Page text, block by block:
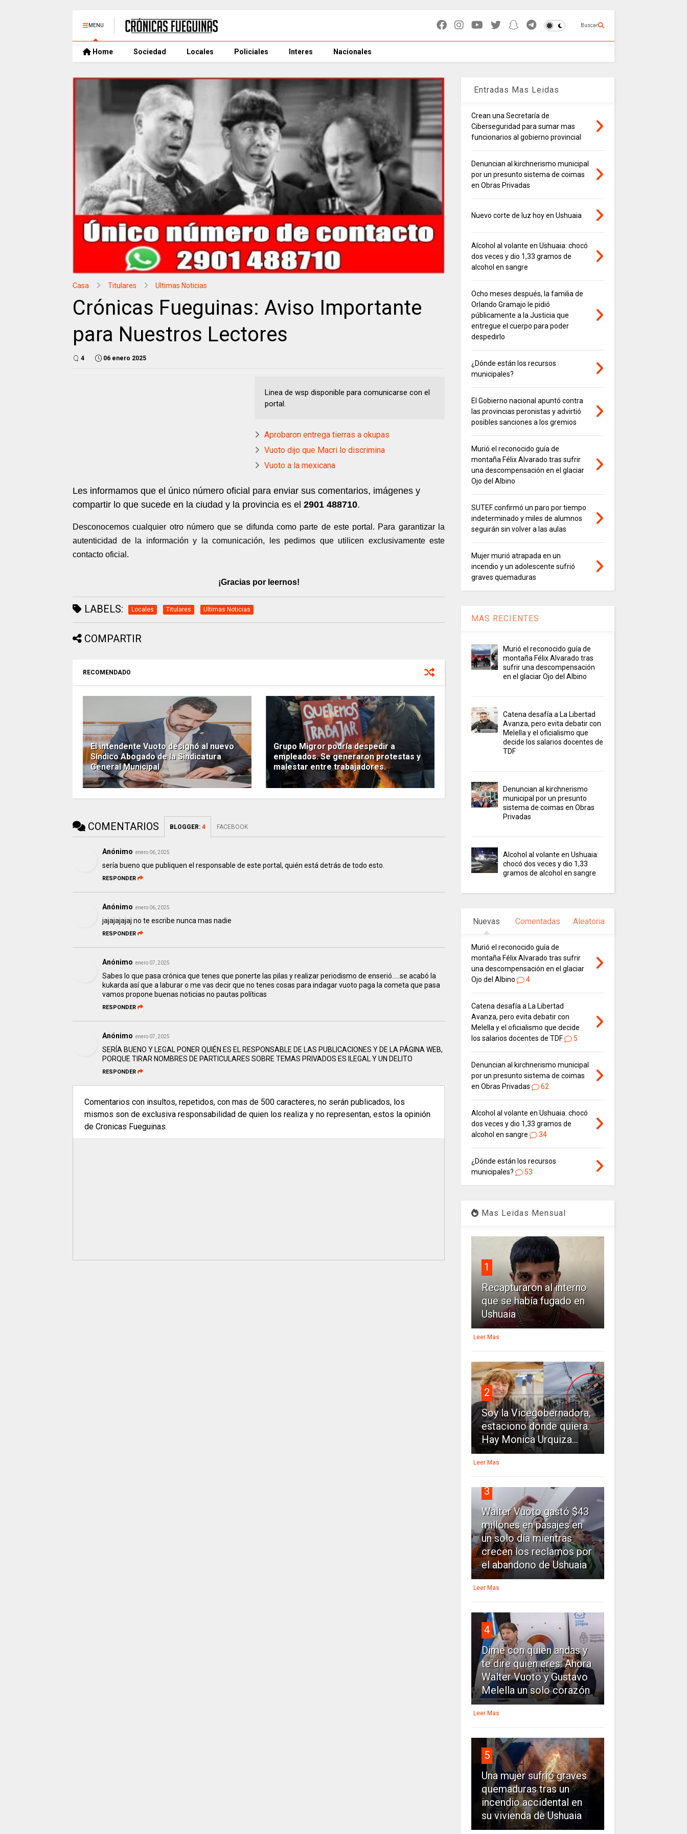
MENU Buscar
Home Sociedad Locales Policiales Interes Nacionales
Casa Titulares Ultimas Noticias
Crónicas Fueguinas: Aviso Importante
para Nuestros Lectores
4 06 enero 2025
Linea de wsp disponible para comunicarse con el
portal.
Aprobaron entrega tierras a okupas
Vuoto dijo que Macri lo discrimina
Vuoto a la mexicana
Les informamos que el único número oficial para enviar sus comentarios, imágenes y
compartir lo que sucede en la ciudad y la provincia es el 2901 488710.
Desconocemos cualquier otro número que se difunda como parte de este portal. Para garantizar la
autenticidad de la información y la comunicación, les pedimos que utilicen exclusivamente este
contacto oficial.
¡Gracias por leernos!
LABELS: Locales Titulares Ultimas Noticias
COMPARTIR
RECOMENDADO
El intendente Vuoto designó al nuevo
Síndico Abogado de la Sindicatura
General Municipal
Grupo Migror podría despedir a
empleados. Se generaron protestas y
malestar entre trabajadores.
COMENTARIOS BLOGGER: 4 FACEBOOK
Anónimo enero 06, 2025
sería bueno que publiquen el responsable de este portal, quién está detrás de todo esto.
RESPONDER
Anónimo enero 06, 2025
jajajajajaj no te escribe nunca mas nadie
RESPONDER
Anónimo enero 07, 2025
Sabes lo que pasa crónica que tenes que ponerte las pilas y realizar periodismo de enserió.....se acabó la
kukarda así que a laburar o me vas decir que no tenes cosas para indagar vuoto paga la cometa que pasa
vamos propone buenas noticias no pautas políticas
RESPONDER
Anónimo enero 07, 2025
SERÍA BUENO Y LEGAL PONER QUIÉN ES EL RESPONSABLE DE LAS PUBLICACIONES Y DE LA PÁGINA WEB,
PORQUE TIRAR NOMBRES DE PARTICULARES SOBRE TEMAS PRIVADOS ES ILEGAL Y UN DELITO
RESPONDER
Comentarios con insultos, repetidos, con mas de 500 caracteres, no serán publicados, los
mismos son de exclusiva responsabilidad de quien los realiza y no representan, estos la opinión
de Cronicas Fueguinas.
Entradas Mas Leidas
Crean una Secretaría de
Ciberseguridad para sumar mas
funcionarios al gobierno provincial
Denuncian al kirchnerismo municipal
por un presunto sistema de coimas
en Obras Privadas
Nuevo corte de luz hoy en Ushuaia
Alcohol al volante en Ushuaia: chocó
dos veces y dio 1,33 gramos de
alcohol en sangre
Ocho meses después, la familia de
Orlando Gramajo le pidió
públicamente a la Justicia que
entregue el cuerpo para poder
despedirlo
¿Dónde están los recursos
municipales?
El Gobierno nacional apuntó contra
las provincias peronistas y advirtió
posibles sanciones a los gremios
Murió el reconocido guía de
montaña Félix Alvarado tras sufrir
una descompensación en el glaciar
Ojo del Albino
SUTEF confirmó un paro por tiempo
indeterminado y miles de alumnos
seguirán sin volver a las aulas
Mujer murió atrapada en un
incendio y un adolescente sufrió
graves quemaduras
MAS RECIENTES
Murió el reconocido guía de
montaña Félix Alvarado tras
sufrir una descompensación
en el glaciar Ojo del Albino
Catena desafía a La Libertad
Avanza, pero evita debatir con
Melella y el oficialismo que
decide los salarios docentes de
TDF
Denuncian al kirchnerismo
municipal por un presunto
sistema de coimas en Obras
Privadas
Alcohol al volante en Ushuaia:
chocó dos veces y dio 1,33
gramos de alcohol en sangre
Nuevas Comentadas Aleatoria
Murió el reconocido guía de
montaña Félix Alvarado tras sufrir
una descompensación en el glaciar
Ojo del Albino
4
Catena desafía a La Libertad
Avanza, pero evita debatir con
Melella y el oficialismo que decide
los salarios docentes de TDF
5
Denuncian al kirchnerismo municipal
por un presunto sistema de coimas
en Obras Privadas
62
Alcohol al volante en Ushuaia: chocó
dos veces y dio 1,33 gramos de
alcohol en sangre
34
¿Dónde están los recursos
municipales?
53
Mas Leidas Mensual
1
Recapturaron al interno
que se había fugado en
Ushuaia
Leer Mas
2
Soy la Vicegobernadora,
estaciono donde quiera.
Hay Monica Urquiza...
Leer Mas
3
Walter Vuoto gastó $43
millones en pasajes en
un solo día mientras
crecen los reclamos por
el abandono de Ushuaia
Leer Mas
4
Dime con quien andas y
te dire quien eres: Ahora
Walter Vuoto y Gustavo
Melella un solo corazón
Leer Mas
5
Una mujer sufrió graves
quemaduras tras un
incendio accidental en
su vivienda de Ushuaia